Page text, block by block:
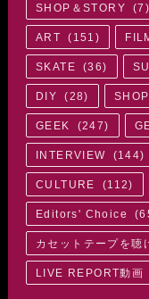
SHOP＆STORY (7 )
ART ( 151 )
SKATE (36)
DIY (28) SHOP
GEEK (247)
INTERVIEW (144)
CULTURE (112)
Editors' Choice (
カセットテープを聴
LIVE REPORT動画